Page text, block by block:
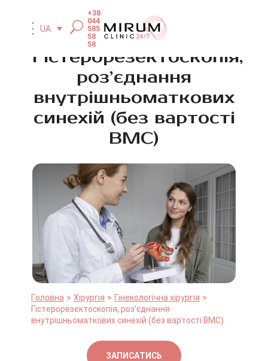
UA
+38
044
585
58
58
Гістерорезектоскопія,
роз’єднання
внутрішньоматкових
синехій (без вартості
ВМС)
Головна Хірургія
Гінекологічна хірургія
Гістерорезектоскопія, роз’єднання
внутрішньоматкових синехій (без вартості ВМС)
ЗАПИСАТИСЬ